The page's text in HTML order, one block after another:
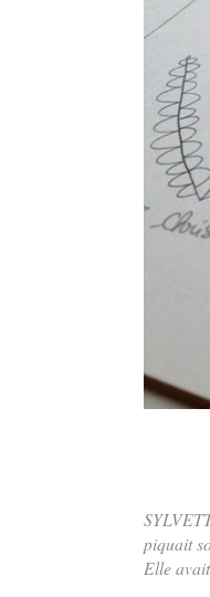
piquait
Elle